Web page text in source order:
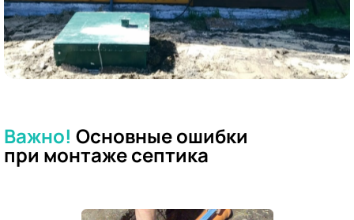
Важно! Основные ошибки
при монтаже септика